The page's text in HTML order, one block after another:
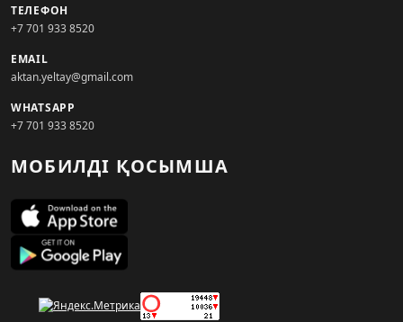
ТЕЛЕФОН
+7 701 933 8520
EMAIL
aktan.yeltay@gmail.com
WHATSAPP
+7 701 933 8520
МОБИЛДІ ҚОСЫМША